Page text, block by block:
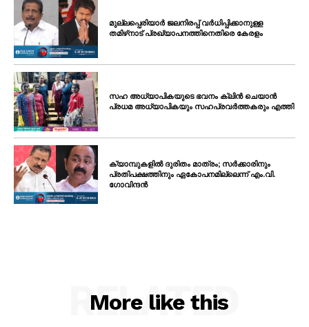
മുല്ലപ്പെരിയാർ ജലനിരപ്പ് വർധിപ്പിക്കാനുള്ള
തമിഴ്‌നാട് പ്രഖ്യാപനത്തിനെതിരെ കേരളം
സഹ അധ്യാപികയുടെ ഭവനം ക്ലിൻ ചെയാൻ
പ്രധമ അധ്യാപികയും സഹപ്രവർത്തകരും എത്തി
ക്യാമ്പുകളിൽ ദുരിതം മാത്രം; സർക്കാരിനും
പ്രതിപക്ഷത്തിനും ഏകോപനമില്ലെന്ന് എം.വി.
ഗോവിന്ദൻ
More like this
RELATED